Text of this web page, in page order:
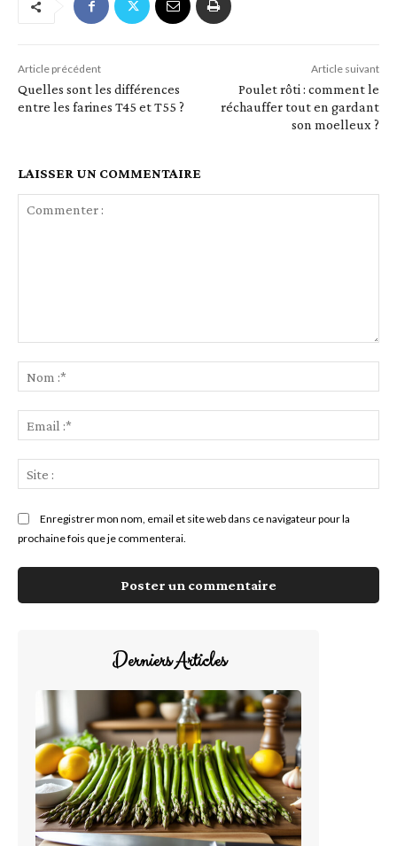
Article précédent
Quelles sont les différences
entre les farines T45 et T55 ?
Article suivant
Poulet rôti : comment le
réchauffer tout en gardant
son moelleux ?
LAISSER UN COMMENTAIRE
:*
:*
:
Enregistrer mon nom, email et site web dans ce navigateur pour la
prochaine fois que je commenterai.
Derniers Articles